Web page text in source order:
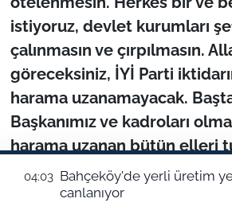
04:03 Bahçeköy'de yerli üretim
canlanıyor